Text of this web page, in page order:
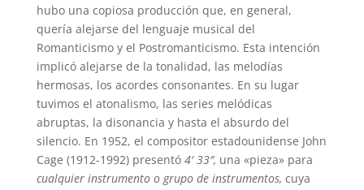
hubo una copiosa producción que, en general,
quería alejarse del lenguaje musical del
Romanticismo y el Postromanticismo. Esta intención
implicó alejarse de la tonalidad, las melodías
hermosas, los acordes consonantes. En su lugar
tuvimos el atonalismo, las series melódicas
abruptas, la disonancia y hasta el absurdo del
silencio. En 1952, el compositor estadounidense John
Cage (1912-1992) presentó 4′ 33″, una «pieza» para
cualquier instrumento o grupo de instrumentos, cuya